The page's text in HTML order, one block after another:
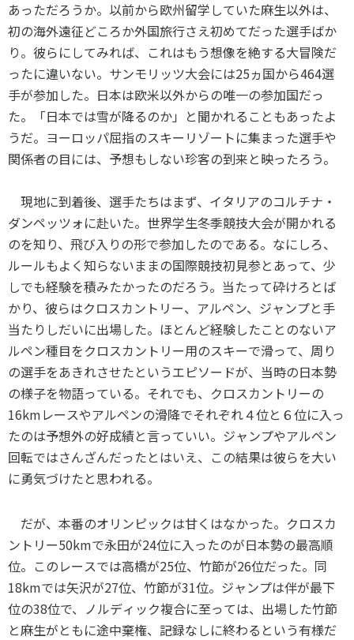
あっただろうか。以前から欧州留学していた麻生以外は、
初の海外遠征どころか外国旅行さえ初めてだった選手ばか
り。彼らにしてみれば、これはもう想像を絶する大冒険だ
ったに違いない。サンモリッツ大会には25ヵ国から464選
手が参加した。日本は欧米以外からの唯一の参加国だっ
た。「日本では雪が降るのか」と聞かれることもあったよ
うだ。ヨーロッパ屈指のスキーリゾートに集まった選手や
関係者の目には、予想もしない珍客の到来と映ったろう。
現地に到着後、選手たちはまず、イタリアのコルチナ・
ダンペッツォに赴いた。世界学生冬季競技大会が開かれる
のを知り、飛び入りの形で参加したのである。なにしろ、
ルールもよく知らないままの国際競技初見参とあって、少
しでも経験を積みたかったのだろう。当たって砕けろとば
かり、彼らはクロスカントリー、アルペン、ジャンプと手
当たりしだいに出場した。ほとんど経験したことのないア
ルペン種目をクロスカントリー用のスキーで滑って、周り
の選手をあきれさせたというエピソードが、当時の日本勢
の様子を物語っている。それでも、クロスカントリーの
16kmレースやアルペンの滑降でそれぞれ４位と６位に入っ
たのは予想外の好成績と言っていい。ジャンプやアルペン
回転ではさんざんだったとはいえ、この結果は彼らを大い
に勇気づけたと思われる。
だが、本番のオリンピックは甘くはなかった。クロスカ
ントリー50kmで永田が24位に入ったのが日本勢の最高順
位。このレースでは高橋が25位、竹節が26位だった。同
18kmでは矢沢が27位、竹節が31位。ジャンプは伴が最下
位の38位で、ノルディック複合に至っては、出場した竹節
と麻生がともに途中棄権、記録なしに終わるという有様だ